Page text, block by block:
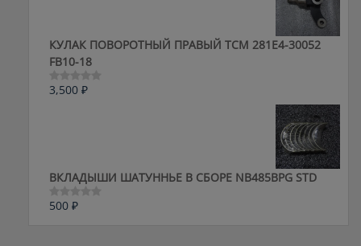
КУЛАК ПОВОРОТНЫЙ ПРАВЫЙ ТСМ 281E4-30052
FB10-18
Оценка
3,500 ₽
ВКЛАДЫШИ ШАТУННЬЕ В СБОРЕ NB485BPG STD
Оценка
500 ₽